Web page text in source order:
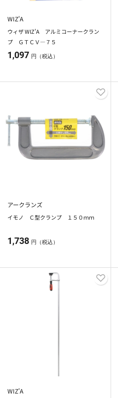
WIZ'A
ウィザ WIZ'A アルミコーナークラン
プ ＧＴＣＶ―７５
1,097 円（税込）
アークランズ
イモノ Ｃ型クランプ １５０ｍｍ
1,738 円（税込）
WIZ'A